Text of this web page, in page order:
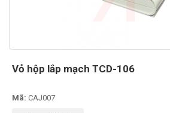
Vỏ hộp lắp mạch TCD-106
Mã: CAJ007